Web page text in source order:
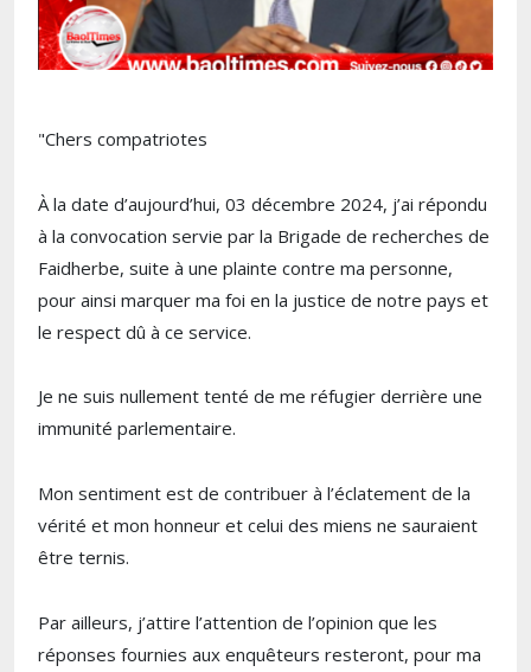
"Chers compatriotes
À la date d’aujourd’hui, 03 décembre 2024, j’ai répondu
à la convocation servie par la Brigade de recherches de
Faidherbe, suite à une plainte contre ma personne,
pour ainsi marquer ma foi en la justice de notre pays et
le respect dû à ce service.
Je ne suis nullement tenté de me réfugier derrière une
immunité parlementaire.
Mon sentiment est de contribuer à l’éclatement de la
vérité et mon honneur et celui des miens ne sauraient
être ternis.
Par ailleurs, j’attire l’attention de l’opinion que les
réponses fournies aux enquêteurs resteront, pour ma